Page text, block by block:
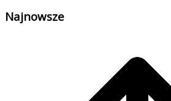
Najnowsze